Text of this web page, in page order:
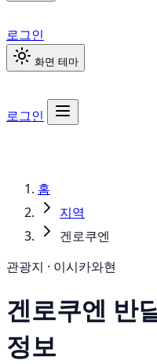
로그인
화면 테마
로그인
홈
지역
겐로쿠엔
관광지 · 이시카와현
겐로쿠엔 반
정보